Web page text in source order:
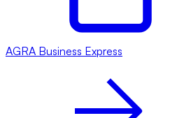
AGRA Business Express